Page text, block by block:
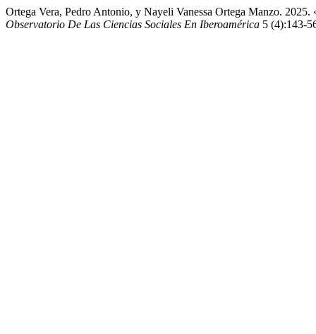
Ortega Vera, Pedro Antonio, y Nayeli Vanessa Ortega Manzo.
Observatorio De Las Ciencias Sociales En Iberoamérica 5 (4):143-